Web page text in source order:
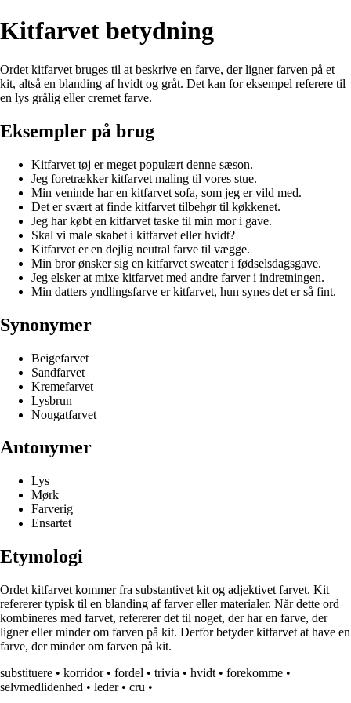
Kitfarvet betydning
Ordet kitfarvet bruges til at beskrive en farve, der ligner farven på et
kit, altså en blanding af hvidt og gråt. Det kan for eksempel referere til
en lys grålig eller cremet farve.
Eksempler på brug
Kitfarvet tøj er meget populært denne sæson.
Jeg foretrækker kitfarvet maling til vores stue.
Min veninde har en kitfarvet sofa, som jeg er vild med.
Det er svært at finde kitfarvet tilbehør til køkkenet.
Jeg har købt en kitfarvet taske til min mor i gave.
Skal vi male skabet i kitfarvet eller hvidt?
Kitfarvet er en dejlig neutral farve til vægge.
Min bror ønsker sig en kitfarvet sweater i fødselsdagsgave.
Jeg elsker at mixe kitfarvet med andre farver i indretningen.
Min datters yndlingsfarve er kitfarvet, hun synes det er så fint.
Synonymer
Beigefarvet
Sandfarvet
Kremefarvet
Lysbrun
Nougatfarvet
Antonymer
Lys
Mørk
Farverig
Ensartet
Etymologi
Ordet kitfarvet kommer fra substantivet kit og adjektivet farvet. Kit
refererer typisk til en blanding af farver eller materialer. Når dette ord
kombineres med farvet, refererer det til noget, der har en farve, der
ligner eller minder om farven på kit. Derfor betyder kitfarvet at have en
farve, der minder om farven på kit.
substituere • korridor• fordel • trivia • hvidt • forekomme •
selvmedlidenhed • leder• cru •